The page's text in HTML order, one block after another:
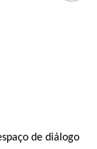
de diálogo